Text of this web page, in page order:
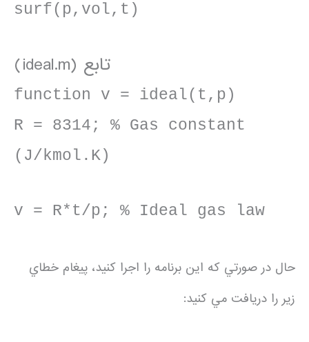
surf(p,vol,t)
(ideal.m) تابع
function v = ideal(t,p)
R = 8314; % Gas constant
(J/kmol.K)
v = R*t/p; % Ideal gas law
حال در صورتي كه اين برنامه را اجرا كنيد، پيغام خطاي
زير را دريافت مي كنيد: